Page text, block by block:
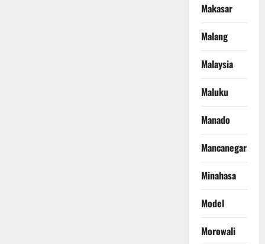
Makasar
Malang
Malaysia
Maluku
Manado
Mancanegara
Minahasa
Model
Morowali